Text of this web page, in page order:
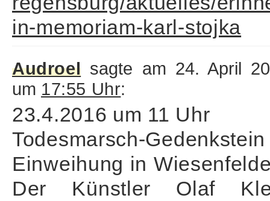
in-memoriam-karl-stojka
Audroel sagte am 24. April
um 17:55 Uhr:
23.4.2016 um 11 Uhr
Todesmarsch-Gedenkstein
Einweihung in
Der Künstler Olaf